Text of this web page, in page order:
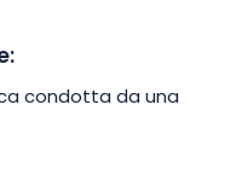
tra il lunedì e il sabato
questa visita guidata è
gli amici.
condotta da una